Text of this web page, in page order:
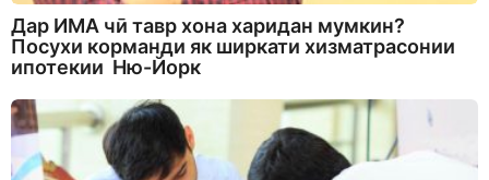
Дар ИМА чӣ тавр хона харидан мумкин?
Посухи корманди як ширкати хизматрасонии
ипотекии Ню-Йорк